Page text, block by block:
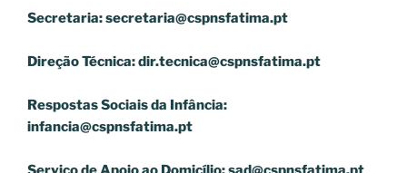
Secretaria:secretaria@cspnsfatima.pt
Direção Técnica:dir.tecnica@cspnsfatima.pt
Respostas Sociais da Infância:
infancia@cspnsfatima.pt